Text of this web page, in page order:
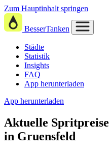
Zum Hauptinhalt springen
BesserTanken
Städte
Statistik
Insights
FAQ
App herunterladen
App herunterladen
Aktuelle Spritpreise
in Gruensfeld